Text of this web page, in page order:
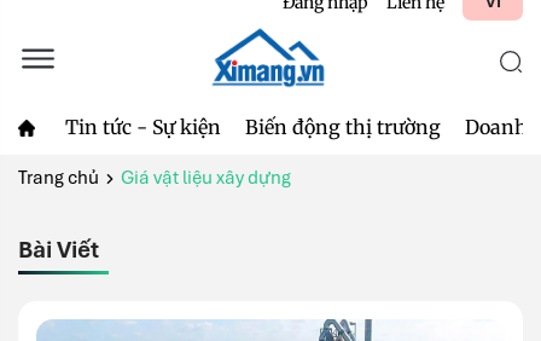
Tin tức - Sự kiện Biến động thị trường Doanh
Trang chủ Giá vật liệu xây dựng
Bài Viết